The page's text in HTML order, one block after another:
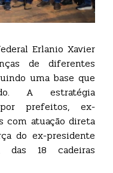
Erlanio Xavier
de diferentes
uma base que
A estratégia
prefeitos, ex-
com atuação direta
do ex-presidente
18 cadeiras